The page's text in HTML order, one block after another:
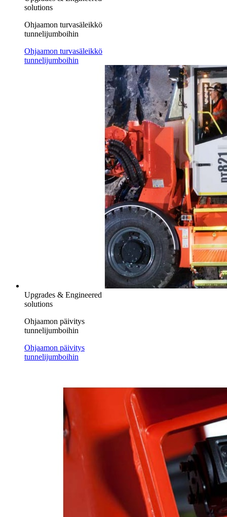
solutions
Ohjaamon turvasäleikkö
tunnelijumboihin
Ohjaamon turvasäleikkö
tunnelijumboihin
Upgrades & Engineered
solutions
Ohjaamon päivitys
tunnelijumboihin
Ohjaamon päivitys
tunnelijumboihin